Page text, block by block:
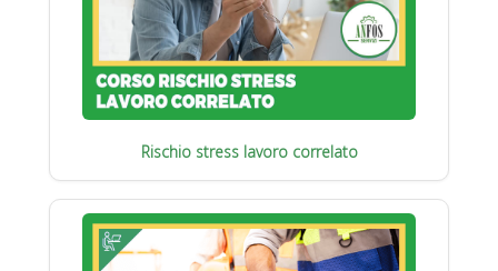
Rischio stress lavoro correlato